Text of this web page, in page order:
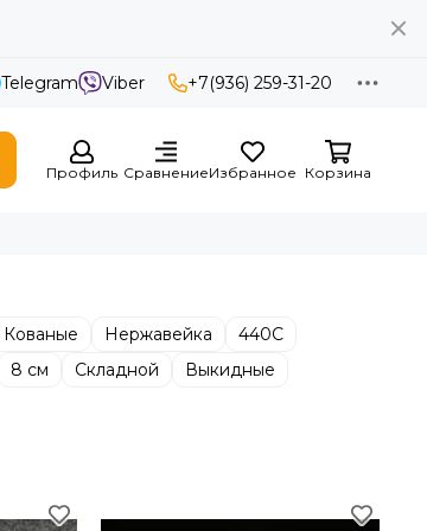
Telegram Viber +7(936) 259-31-20
Профиль СравнениеИзбранное Корзина
Кованые Нержавейка
440С
8 см Складной
Выкидные